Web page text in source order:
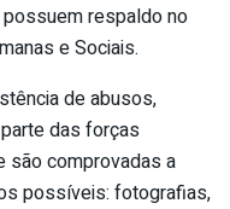
respaldo no
e Sociais.
de abusos,
das forças
são comprovadas a
possíveis: fotografias,